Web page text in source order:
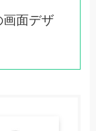
画面デザ